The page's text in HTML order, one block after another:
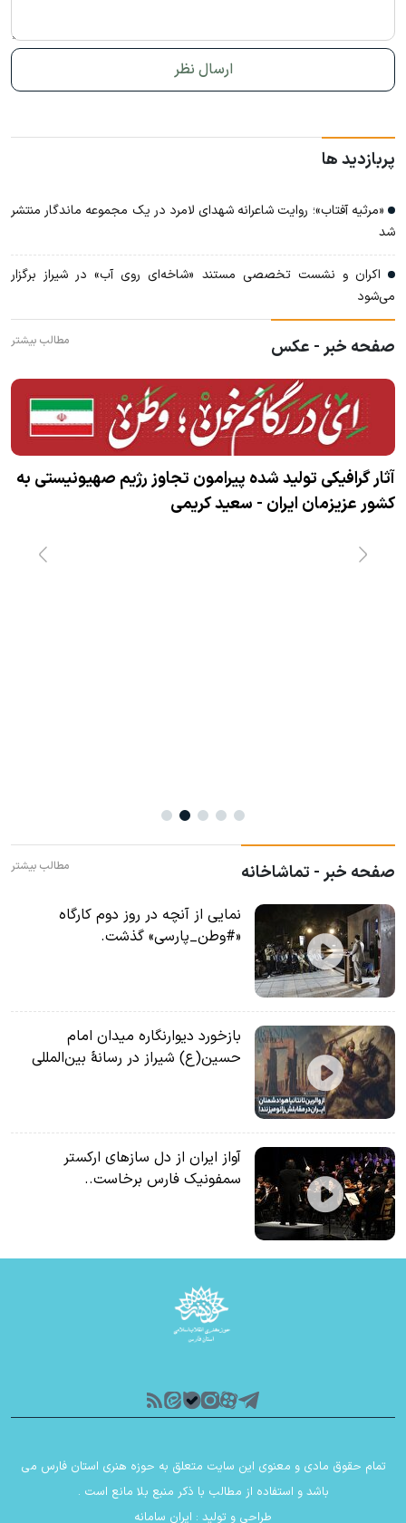
پربازدید ها
«مرثیه آفتاب»؛ روایت شاعرانه شهدای لامرد در یک مجموعه ماندگار منتشر
شد
اکران و نشست تخصصی مستند «شاخه‌ای روی آب» در شیراز برگزار
می‌شود
صفحه خبر - عکس مطالب بیشتر
آثار گرافیکی تولید شده پیرامون تجاوز رژیم صهیونیستی به
کشور عزیزمان ایران - سعید کریمی
صفحه خبر - تماشاخانه مطالب بیشتر
نمایی از آنچه در روز دوم کارگاه
«#وطن_پارسی» گذشت.
بازخورد دیوارنگاره میدان امام
حسین(ع) شیراز در رسانۀ بین‌المللی
آواز ایران از دل سازهای ارکستر
سمفونیک فارس برخاست..
تمام حقوق مادی و معنوی این سایت متعلق به حوزه هنری استان فارس می
باشد و استفاده از مطالب با ذکر منبع بلا مانع است .
طراحی و تولید : ایران سامانه